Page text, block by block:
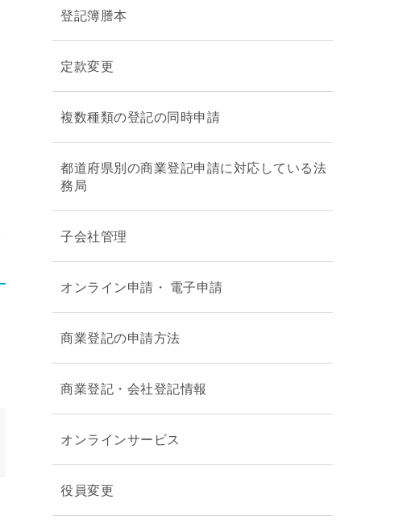
登記簿謄本
定款変更
複数種類の登記の同時申請
都道府県別の商業登記申請に対応している法
務局
子会社管理
オンライン申請・ 電子申請
商業登記の申請方法
商業登記・会社登記情報
オンラインサービス
役員変更